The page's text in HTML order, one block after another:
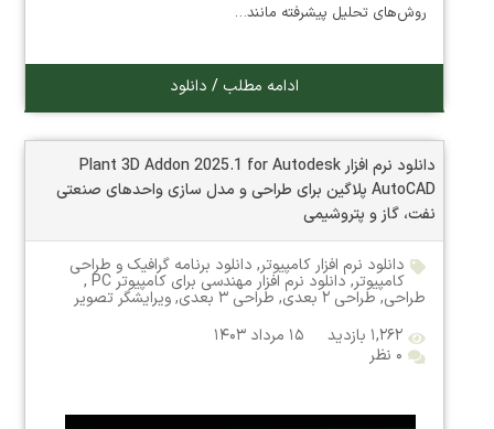
روش‌های تحلیل پیشرفته مانند…
ادامه مطلب / دانلود
دانلود نرم افزار Plant 3D Addon 2025.1 for Autodesk
AutoCAD پلاگین برای طراحی و مدل سازی واحدهای صنعتی
نفت، گاز و پتروشیمی
دانلود نرم افزار کامپیوتر, دانلود برنامه گرافیک و طراحی
کامپیوتر,دانلود نرم افزار مهندسی برای کامپیوتر PC ,
طراحی,طراحی ۲ بعدی , طراحی ۳ بعدی ,ویرایشگر تصویر
۱,۲۶۲ بازدید
۱۵ مرداد ۱۴۰۳
۰ نظر